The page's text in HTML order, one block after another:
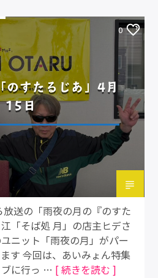
0
のすたるじあ」4月
15日
送の「雨夜の月の『のすた
「そば処 月」の店主ヒデさ
ニット「雨夜の月」がパー
す 今回は、あいみょん特集
に行っ … [ 続きを読む ]